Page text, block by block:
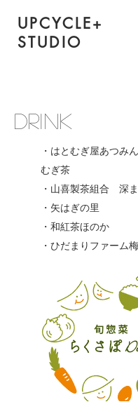
UPCYCLE+
STUDIO
​DRINK​
・はとむぎ屋あつみ
むぎ茶
・山喜製茶組合 深
・矢はぎの里
・和紅茶ほのか
・ひだまりファーム